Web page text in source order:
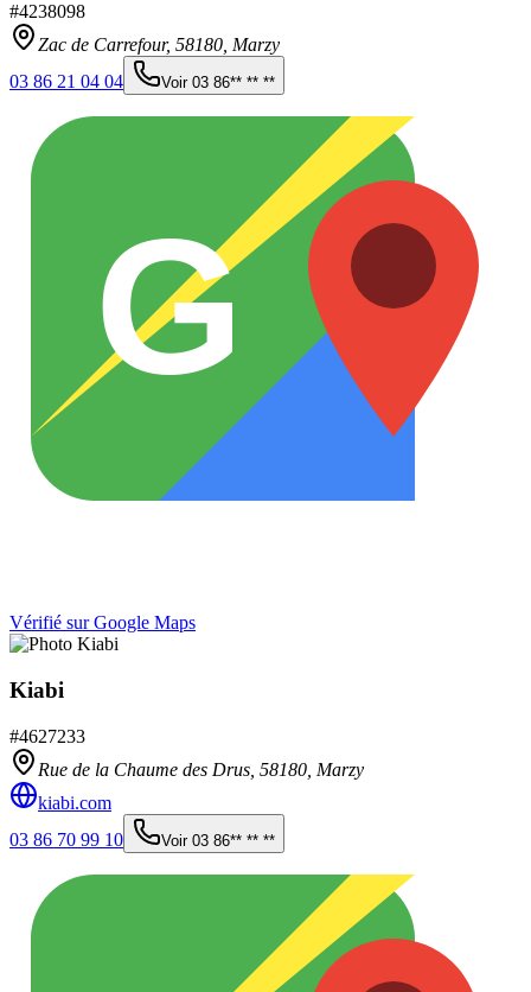
#4238098
Zac de Carrefour, 58180, Marzy
03 86 21 04 04
Voir 03 86** ** **
G
Vérifié sur Google Maps
Kiabi
#4627233
Rue de la Chaume des Drus, 58180 Marzy
kiabi.com
03 86 70 99 10
Voir 03 86** ** **